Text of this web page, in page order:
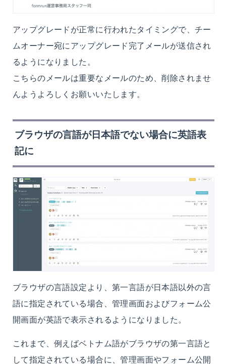
アップグレードが正常に行われたタイミングで、チー
ムオーナー宛にアップグレード完了メールが送信され
るようになりました。
こちらのメールは重要なメールのため、削除されませ
んようよろしくお願いいたします。
ブラウザの言語が日本語でない場合に英語表
記に
ブラウザの言語設定より、第一言語が日本語以外の言
語に指定されている場合、管理画面およびフォーム公
開画面が英語で表示されるようになりました。
これまで、例えばベトナム語がブラウザの第一言語と
して指定されている場合に、管理画面やフォーム公開